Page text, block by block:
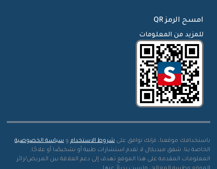
امسح الرمز QR
للمزيد من المعلومات
باستخدامك موقعنا، فإنك توافق على شروط الاستخدام و سياسة الخصوصية
الخاصة بنا. شفق ميديكال لا تقدم استشارات طبية أو تشخيصًا أو علاجًا.
المعلومات المقدمة على هذا الموقع تهدف إلى دعم العلاقة بين المريض/زائر